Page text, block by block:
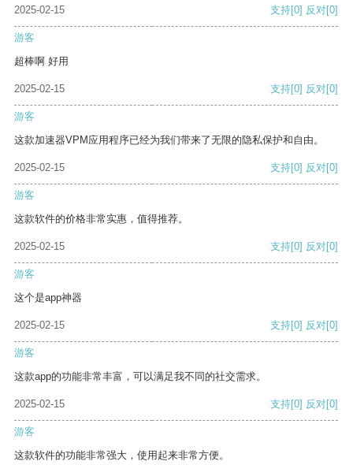
2025-02-15
支持[0] 反对[0]
游客
超棒啊 好用
2025-02-15 支持[0] 反对[0]
游客
这款加速器VPM应用程序已经为我们带来了无限的隐私保护和自由。
2025-02-15 支持[0] 反对[0]
游客
这款软件的价格非常实惠，值得推荐。
2025-02-15 支持[0] 反对[0]
游客
这个是app神器
2025-02-15 支持[0] 反对[0]
游客
这款app的功能非常丰富，可以满足我不同的社交需求。
2025-02-15 支持[0] 反对[0]
游客
这款软件的功能非常强大，使用起来非常方便。